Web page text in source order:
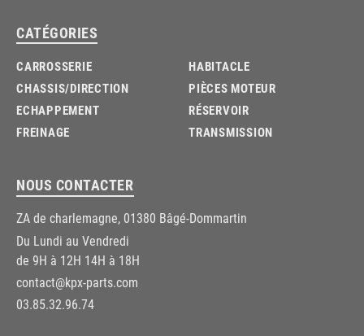
CATÉGORIES
CARROSSERIE
CHASSIS/DIRECTION
ECHAPPEMENT
FREINAGE
HABITACLE
PIÈCES MOTEUR
RÉSERVOIR
TRANSMISSION
NOUS CONTACTER
ZA de charlemagne, 01380 Bâgé-Dommartin
Du Lundi au Vendredi
de 9H à 12H 14H à 18H
contact@kpx-parts.com
03.85.32.96.74